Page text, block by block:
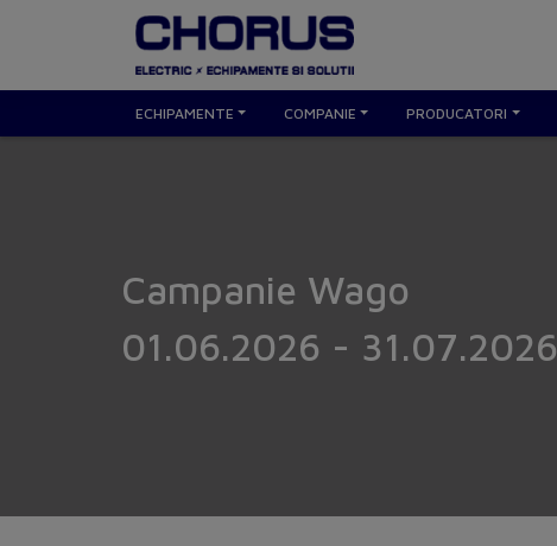
ECHIPAMENTE COMPANIE PRODUCATORI
Campanie Wago
01.06.2026 - 31.07.2026